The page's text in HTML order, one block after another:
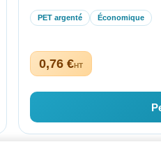
PET argenté Économique
0,76 €HT
public.